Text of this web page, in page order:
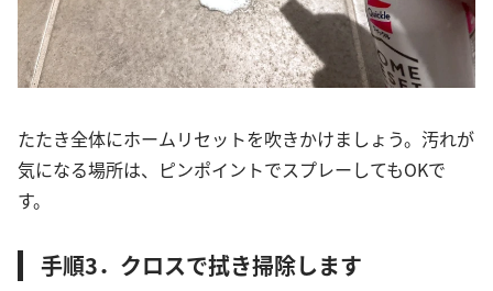
たたき全体にホームリセットを吹きかけましょう。汚れが
気になる場所は、ピンポイントでスプレーしてもOKで
す。
手順3．クロスで拭き掃除します